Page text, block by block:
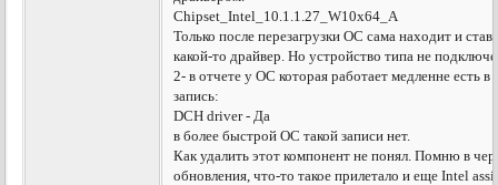
Chipset_Intel_10.1.1.27_W10x64_A
Только после перезагрузки ОС сама находит и
какой-то драйвер. Но устройство типа не
2- в отчете у ОС которая работает медленне есть в
запись:
DCH driver - Да
в более быстрой ОС такой записи нет.
Как удалить этот компонент не понял. Помню в
обновления, что-то такое прилетало и еще Intel